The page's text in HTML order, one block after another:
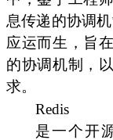
息传递的协调
应运而生，旨
的协调机制，
求。
Redis
是一个开